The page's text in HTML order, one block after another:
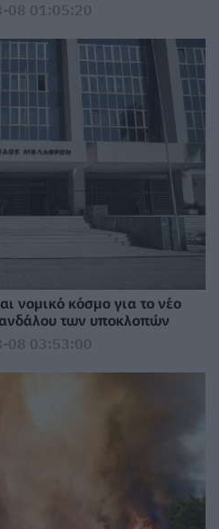
08 01:05:20
νομικό κόσμο για το νέο
των υποκλοπών
08 03:53:00